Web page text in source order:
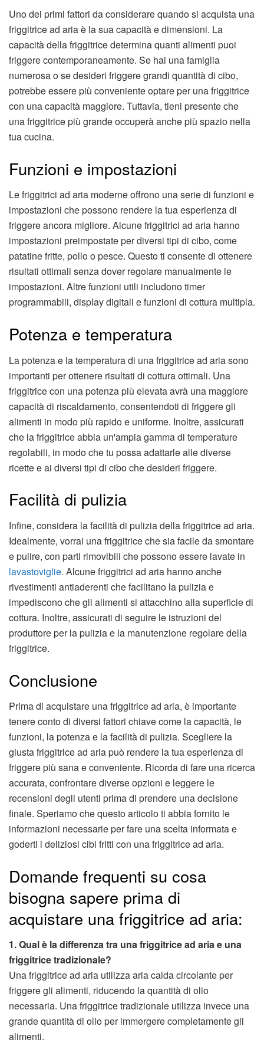
Uno dei primi fattori da considerare quando si acquista una
friggitrice ad aria è la sua capacità e dimensioni. La
capacità della friggitrice determina quanti alimenti puoi
friggere contemporaneamente. Se hai una famiglia
numerosa o se desideri friggere grandi quantità di cibo,
potrebbe essere più conveniente optare per una friggitrice
con una capacità maggiore. Tuttavia, tieni presente che
una friggitrice più grande occuperà anche più spazio nella
tua cucina.
Funzioni e impostazioni
Le friggitrici ad aria moderne offrono una serie di funzioni e
impostazioni che possono rendere la tua esperienza di
friggere ancora migliore. Alcune friggitrici ad aria hanno
impostazioni preimpostate per diversi tipi di cibo, come
patatine fritte, pollo o pesce. Questo ti consente di ottenere
risultati ottimali senza dover regolare manualmente le
impostazioni. Altre funzioni utili includono timer
programmabili, display digitali e funzioni di cottura multipla.
Potenza e temperatura
La potenza e la temperatura di una friggitrice ad aria sono
importanti per ottenere risultati di cottura ottimali. Una
friggitrice con una potenza più elevata avrà una maggiore
capacità di riscaldamento, consentendoti di friggere gli
alimenti in modo più rapido e uniforme. Inoltre, assicurati
che la friggitrice abbia un'ampia gamma di temperature
regolabili, in modo che tu possa adattarle alle diverse
ricette e ai diversi tipi di cibo che desideri friggere.
Facilità di pulizia
Infine, considera la facilità di pulizia della friggitrice ad aria.
Idealmente, vorrai una friggitrice che sia facile da smontare
e pulire, con parti rimovibili che possono essere lavate in
lavastoviglie. Alcune friggitrici ad aria hanno anche
rivestimenti antiaderenti che facilitano la pulizia e
impediscono che gli alimenti si attacchino alla superficie di
cottura. Inoltre, assicurati di seguire le istruzioni del
produttore per la pulizia e la manutenzione regolare della
friggitrice.
Conclusione
Prima di acquistare una friggitrice ad aria, è importante
tenere conto di diversi fattori chiave come la capacità, le
funzioni, la potenza e la facilità di pulizia. Scegliere la
giusta friggitrice ad aria può rendere la tua esperienza di
friggere più sana e conveniente. Ricorda di fare una ricerca
accurata, confrontare diverse opzioni e leggere le
recensioni degli utenti prima di prendere una decisione
finale. Speriamo che questo articolo ti abbia fornito le
informazioni necessarie per fare una scelta informata e
goderti i deliziosi cibi fritti con una friggitrice ad aria.
Domande frequenti su cosa
bisogna sapere prima di
acquistare una friggitrice ad aria:
1. Qual è la differenza tra una friggitrice ad aria e una
friggitrice tradizionale?
Una friggitrice ad aria utilizza aria calda circolante per
friggere gli alimenti, riducendo la quantità di olio
necessaria. Una friggitrice tradizionale utilizza invece una
grande quantità di olio per immergere completamente gli
alimenti.